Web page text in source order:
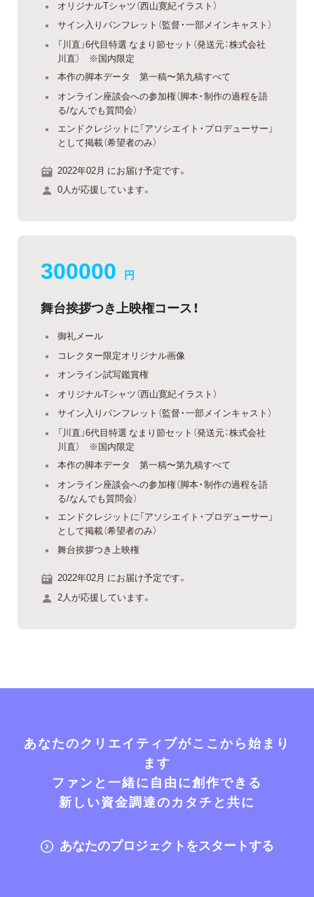
オリジナルTシャツ（西山寛紀イラスト）
サイン入りパンフレット（監督・一部メインキャスト）
「川直」6代目特選 なまり節セット（発送元：株式会社
川直） ※国内限定
本作の脚本データ 第一稿〜第九稿すべて
オンライン座談会への参加権（脚本・制作の過程を語
る/なんでも質問会）
エンドクレジットに「アソシエイト・プロデューサー」
として掲載（希望者のみ）
2022年02月 にお届け予定です。
0人が応援しています。
300000 円
舞台挨拶つき上映権コース！
御礼メール
コレクター限定オリジナル画像
オンライン試写鑑賞権
オリジナルTシャツ（西山寛紀イラスト）
サイン入りパンフレット（監督・一部メインキャスト）
「川直」6代目特選 なまり節セット（発送元：株式会社
川直） ※国内限定
本作の脚本データ 第一稿〜第九稿すべて
オンライン座談会への参加権（脚本・制作の過程を語
る/なんでも質問会）
エンドクレジットに「アソシエイト・プロデューサー」
として掲載（希望者のみ）
舞台挨拶つき上映権
2022年02月 にお届け予定です。
2人が応援しています。
あなたのクリエイティブがここから始まり
ます
ファンと一緒に自由に創作できる
新しい資金調達のカタチと共に
あなたのプロジェクトをスタートする